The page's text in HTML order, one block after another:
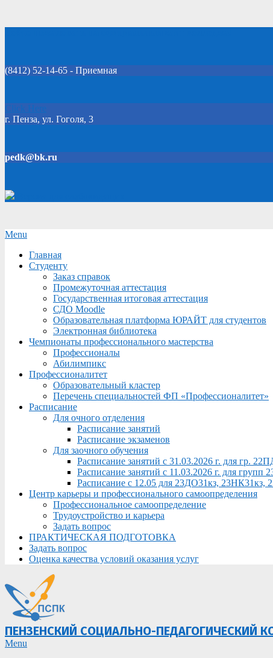
(8412) 52-14-65 - Приемная
Click Here
г. Пенза, ул. Гоголя, 3
pedk@bk.ru
Secondary
Menu
Menu
Главная
Студенту
Заказ справок
Промежуточная аттестация
Государственная итоговая аттестация
СДО Moodle
Образовательная платформа ЮРАЙТ для студентов
Электронная библиотека
Чемпионаты профессионального мастерства
Профессионалы
Абилимпикс
Профессионалитет
Образовательный кластер
Перечень специальностей ФП «Профессионалитет»
Расписание
Для очного отделения
Расписание занятий
Расписание экзаменов
Для заочного обучения
Расписание занятий с 31.03.2026 г. для гр.
Расписание занятий с 11.03.2026 г. для
Расписание с 12.05 для 23ДО31кз, 23НК31кз,
Центр карьеры и профессионального самоопределения
Профессиональное самоопределение
Трудоустройство и карьера
Задать вопрос
ПРАКТИЧЕСКАЯ ПОДГОТОВКА
Задать вопрос
Оценка качества условий оказания услуг
ПЕНЗЕНСКИЙ СОЦИАЛЬНО-ПЕДАГОГИЧЕСКИЙ
Primary
Menu